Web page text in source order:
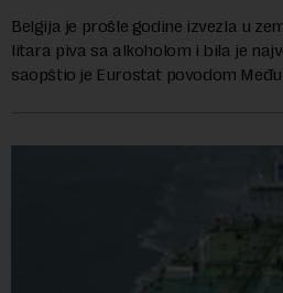
Belgija je prošle godine izvezla u
litara piva sa alkoholom i bila je
saopštio je Eurostat povodom